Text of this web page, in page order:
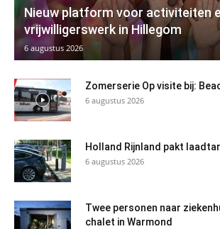
Nieuw platform voor activiteiten
vrijwilligerswerk in Hillegom
6 augustus 2026
Zomerserie Op visite bij:
6 augustus 2026
Holland Rijnland pakt
6 augustus 2026
Twee personen naar
chalet in Warmond